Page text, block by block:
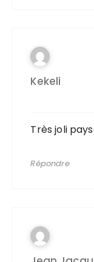
Kekeli
Très joli
Répondre